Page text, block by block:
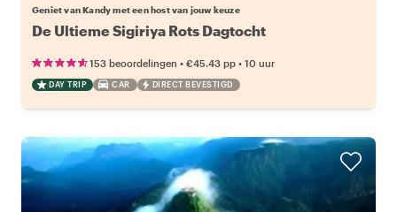
Geniet van Kandy met een host van jouw keuze
De Ultieme Sigiriya Rots Dagtocht
153 beoordelingen • €45.43 pp • 10 uur
DAY TRIP CAR DIRECT BEVESTIGD